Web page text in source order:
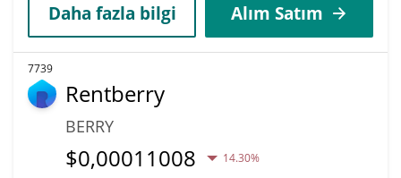
Daha fazla bilgi Alım Satım
7739
Rentberry
BERRY
$0,00011008 14.30%